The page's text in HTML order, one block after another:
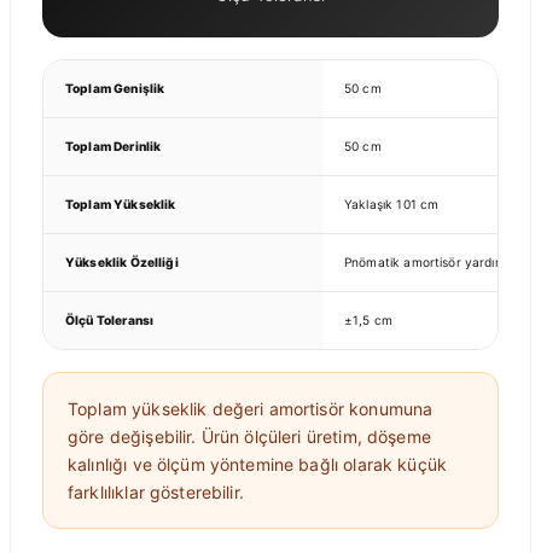
Toplam Genişlik 50 cm
Toplam Derinlik 50 cm
Toplam Yükseklik Yaklaşık 101 cm
Yükseklik Özelliği Pnömatik amortisör yardımıyla
Ölçü Toleransı ±1,5 cm
Toplam yükseklik değeri amortisör konumuna
göre değişebilir. Ürün ölçüleri üretim, döşeme
kalınlığı ve ölçüm yöntemine bağlı olarak küçük
farklılıklar gösterebilir.